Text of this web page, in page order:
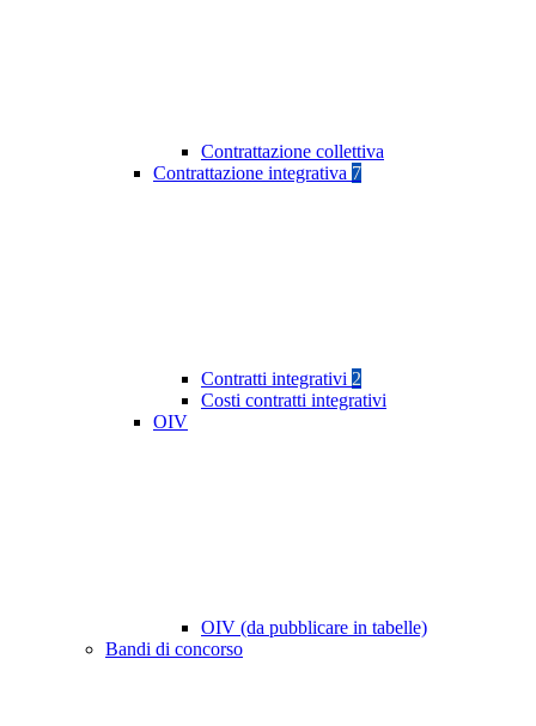
Contrattazione collettiva
Contrattazione integrativa 7
Contratti integrativi 2
Costi contratti integrativi
OIV
OIV (da pubblicare in tabelle)
Bandi di concorso